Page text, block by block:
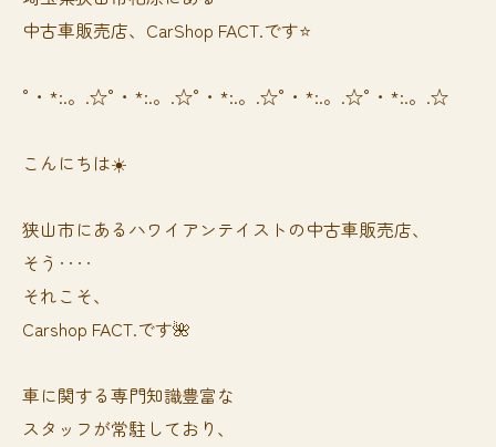
中古車販売店、CarShop FACT.です⭐️
°・*:.。.☆°・*:.。.☆°・*:.。.☆°・*:.。.☆°・*:.。.☆
こんにちは☀️
狭山市にあるハワイアンテイストの中古車販売店、
そう‥‥
それこそ、
Carshop FACT.です🌺
車に関する専門知識豊富な
スタッフが常駐しており、